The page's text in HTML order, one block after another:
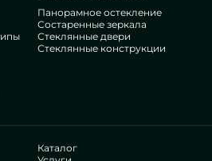
Панорамное остекление
Состаренные зеркала
Стеклянные двери
Стеклянные конструкции
Каталог